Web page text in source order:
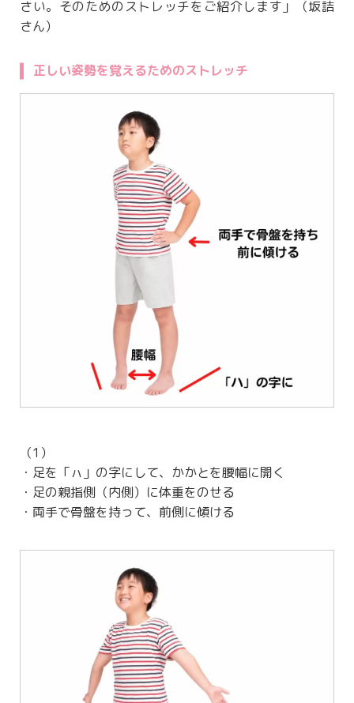
さい。そのためのストレッチをご紹介します」（坂詰
さん）
正しい姿勢を覚えるためのストレッチ
（1）
・足を「ㇵ」の字にして、かかとを腰幅に開く
・足の親指側（内側）に体重をのせる
・両手で骨盤を持って、前側に傾ける